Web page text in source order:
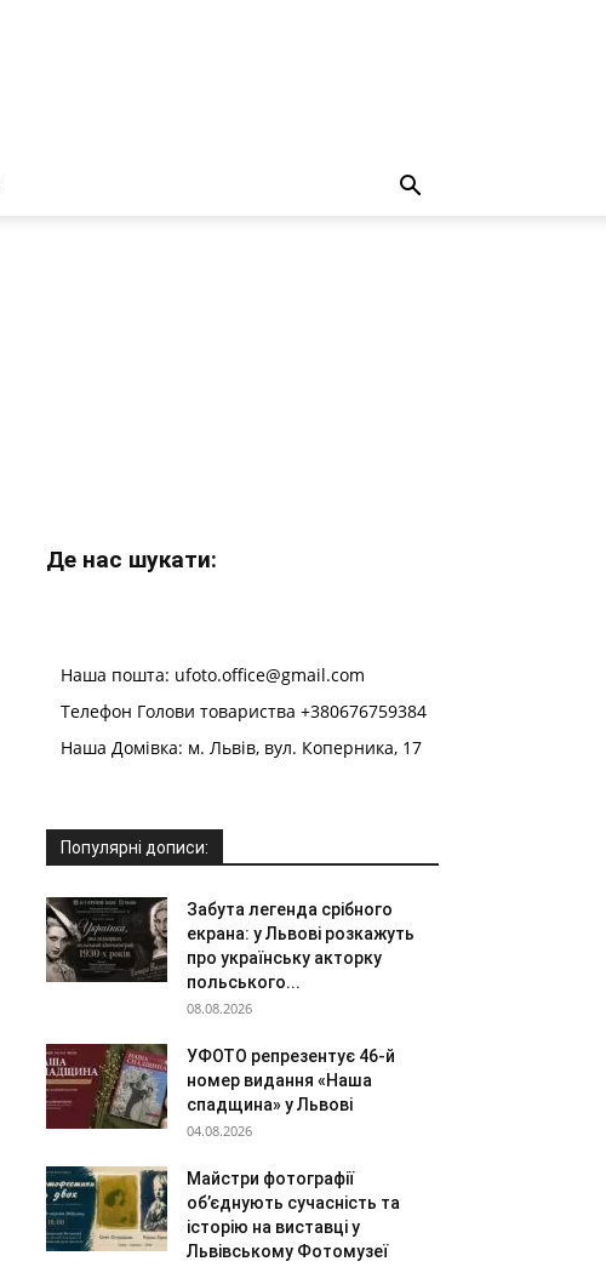
Де нас шукати:
Наша пошта: ufoto.office@gmail.com
Телефон Голови товариства +380676759384
Наша Домівка: м. Львів, вул. Коперника, 17
Популярні дописи:
Забута легенда срібного
екрана: у Львові розкажуть
про українську акторку
польського...
08.08.2026
УФОТО репрезентує 46-й
номер видання «Наша
спадщина» у Львові
04.08.2026
Майстри фотографії
об’єднують сучасність та
історію на виставці у
Львівському Фотомузеї